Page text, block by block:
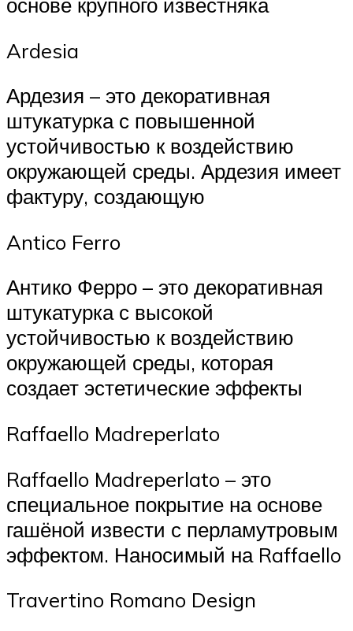
Ardesia
Ардезия – это декоративная
штукатурка с повышенной
устойчивостью к воздействию
окружающей среды. Ардезия имеет
фактуру, создающую
Antico Ferro
Антико Ферро – это декоративная
штукатурка с высокой
устойчивостью к воздействию
окружающей среды, которая
создает эстетические эффекты
Raffaello Madreperlato
Raffaello Madreperlato – это
специальное покрытие на основе
гашёной извести с перламутровым
эффектом. Наносимый на Raffaello
Travertino Romano Design